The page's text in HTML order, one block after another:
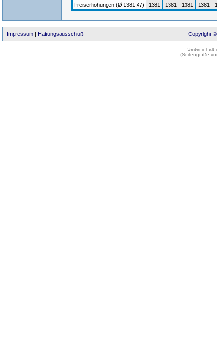
Preiserhöhungen (Ø 1381.47)
1381 1381 1381 1381
Impressum | Haftungsausschluß Copyright ©
Seiteninhalt
(Seitengröße